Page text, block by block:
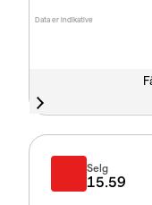
Data er indikative
Selg
15.59